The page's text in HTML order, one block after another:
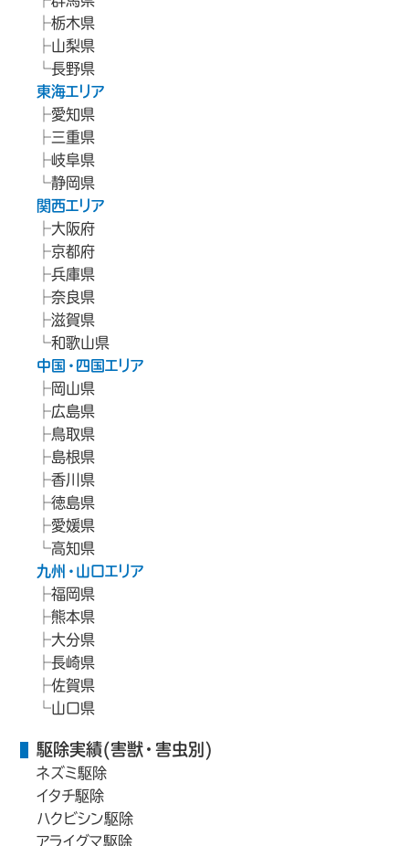
栃木県
山梨県
長野県
東海エリア
愛知県
三重県
岐阜県
静岡県
関西エリア
大阪府
京都府
兵庫県
奈良県
滋賀県
和歌山県
中国・四国エリア
岡山県
広島県
鳥取県
島根県
香川県
徳島県
愛媛県
高知県
九州・山口エリア
福岡県
熊本県
大分県
長崎県
佐賀県
山口県
駆除実績(害獣・害虫別)
ネズミ駆除
イタチ駆除
ハクビシン駆除
アライグマ駆除